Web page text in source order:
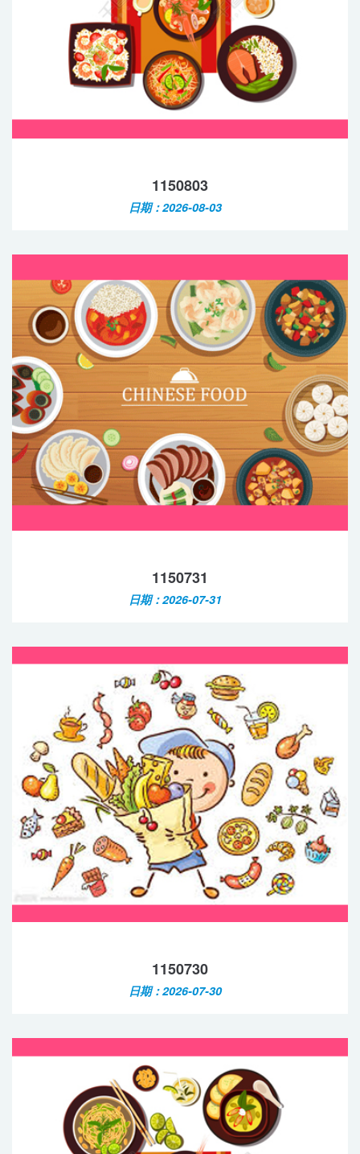
1150803
日期：2026-08-03
1150731
日期：2026-07-31
1150730
日期：2026-07-30